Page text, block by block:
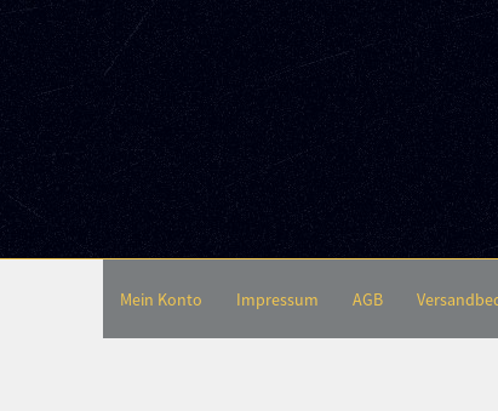
Mein Konto Impressum AGB